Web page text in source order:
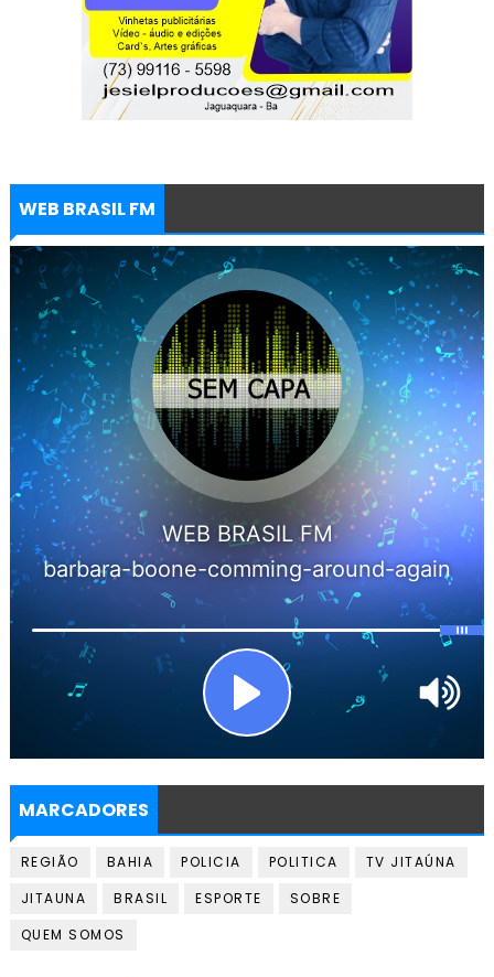
WEB BRASIL FM
MARCADORES
REGIÃO BAHIA POLICIA POLITICA
TV JITAÚNA
JITAUNA
BRASIL ESPORTE
SOBRE
QUEM SOMOS